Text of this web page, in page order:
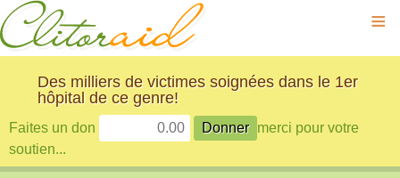
≡
Des milliers de victimes soignées dans le 1er
hôpital de ce genre!
Faites un don
merci pour votre
soutien...